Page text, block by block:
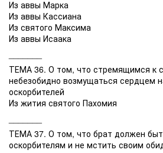
Из аввы Марка
Из аввы Кассиана
Из святого Максима
Из аввы Исаака
ТЕМА 36. О том, что стремящимся к
небезобидно возмущаться сердцем
оскорбителей
Из жития святого Пахомия
ТЕМА 37. О том, что брат должен
оскорбителям и не мстить своим